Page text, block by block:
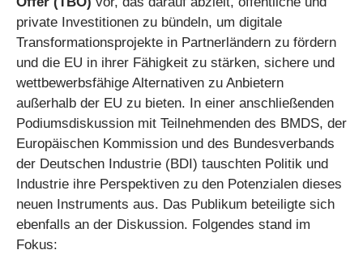
private Investitionen zu bündeln, um digitale
Transformationsprojekte in Partnerländern zu fördern
und die EU in ihrer Fähigkeit zu stärken, sichere und
wettbewerbsfähige Alternativen zu Anbietern
außerhalb der EU zu bieten. In einer anschließenden
Podiumsdiskussion mit Teilnehmenden des BMDS, der
Europäischen Kommission und des Bundesverbands
der Deutschen Industrie (BDI) tauschten Politik und
Industrie ihre Perspektiven zu den Potenzialen dieses
neuen Instruments aus. Das Publikum beteiligte sich
ebenfalls an der Diskussion. Folgendes stand im
Fokus: